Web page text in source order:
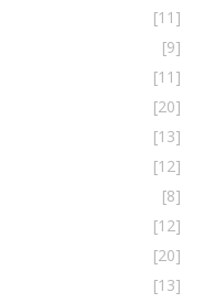
[11]
[9]
[11]
[20]
[13]
[12]
[8]
[12]
[20]
[13]